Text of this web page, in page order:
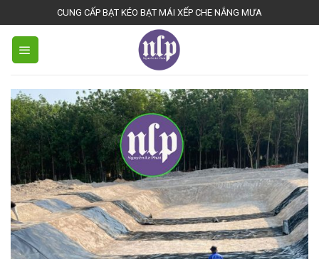
Bienhoadongnai.netCUNG CẤP BẠT KÉO BẠT MÁI XẾP CHE NẮNG MƯA